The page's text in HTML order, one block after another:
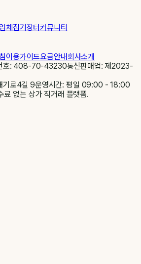
체집기장터커뮤니티
이용가이드요금안내회사소개
호: 408-70-43230통신판매업: 제2023-
기로4길 9운영시간: 평일 09:00 - 18:00
료 없는 상가 직거래 플랫폼.